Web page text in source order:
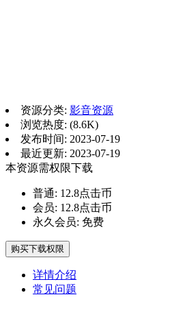
资源分类: 影音资源
浏览热度: (8.6K)
发布时间: 2023-07-19
最近更新: 2023-07-19
本资源需权限下载
普通: 12.8点击币
会员: 12.8点击币
永久会员: 免费
购买下载权限
详情介绍
常见问题